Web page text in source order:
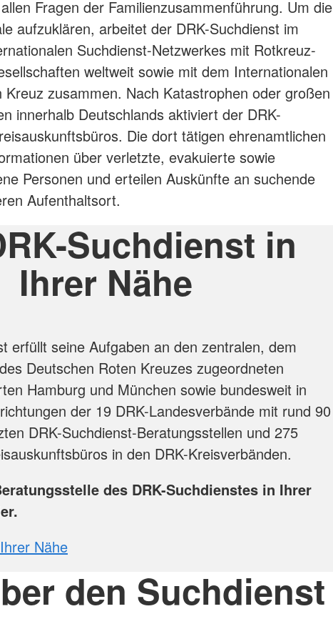
Fragen der Familienzusammenführung. Um die
aufzuklären, arbeitet der DRK-Suchdienst im
Suchdienst-Netzwerkes mit Rotkreuz-
weltweit sowie mit dem Internationalen
Kreuz zusammen. Nach Katastrophen oder großen
innerhalb Deutschlands aktiviert der DRK-
Die dort tätigen ehrenamtlichen
über verletzte, evakuierte sowie
Personen und erteilen Auskünfte an suchende
Aufenthaltsort.
Suchdienst in
Ihrer Nähe
erfüllt seine Aufgaben an den zentralen, dem
Deutschen Roten Kreuzes zugeordneten
Hamburg und München sowie bundesweit in
der 19 DRK-Landesverbände mit rund 90
DRK-Suchdienst-Beratungsstellen und 275
in den DRK-Kreisverbänden.
des DRK-Suchdienstes in Ihrer
Nähe
den Suchdienst